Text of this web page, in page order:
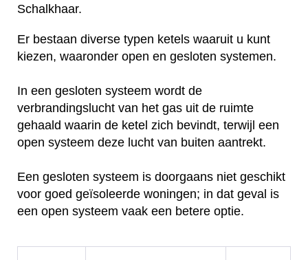
Schalkhaar.
Er bestaan diverse typen ketels waaruit u kunt
kiezen, waaronder open en gesloten systemen.
In een gesloten systeem wordt de
verbrandingslucht van het gas uit de ruimte
gehaald waarin de ketel zich bevindt, terwijl een
open systeem deze lucht van buiten aantrekt.
Een gesloten systeem is doorgaans niet geschikt
voor goed geïsoleerde woningen; in dat geval is
een open systeem vaak een betere optie.